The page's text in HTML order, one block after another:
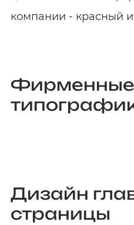
компании - красный
Фирменные
Дизайн
страницы